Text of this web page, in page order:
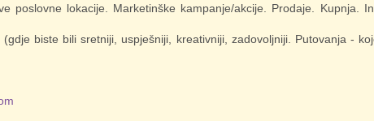
poslovne lokacije. Marketinške kampanje/akcije. Prodaje. Kupnja.
biste bili sretniji, uspješniji, kreativniji, zadovoljniji. Putovanja -